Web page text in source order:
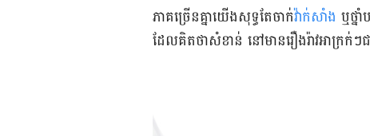
ភាគ​ច្រើន​គ្នា​យើង​សុទ្ធ​តែ​ចាក់​វ៉ាក់សាំង ឬ​ថ្ន
ដែល​គិត​ថា​សំខាន់ នៅ​មាន​រឿង​រ៉ាវ​អាក្រក់ៗ